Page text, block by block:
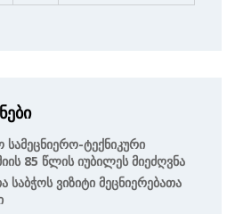
Ტექნიკური
85 Წლის Იუბილეს Მიეძღვნა
Ვიზიტი Მეცნიერებათა